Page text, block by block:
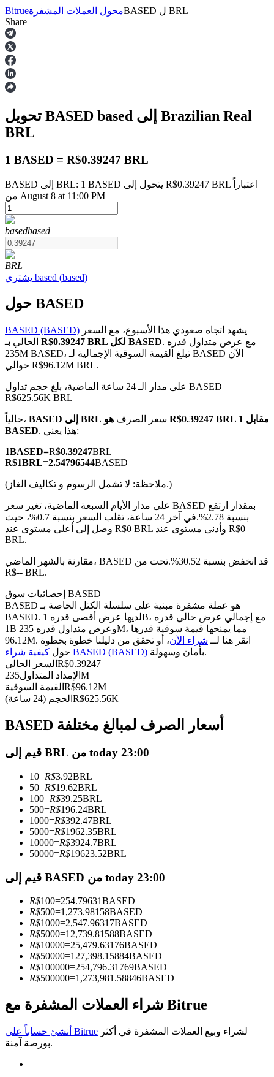
العقود الآجلة
العقود الآجلة USDT
العقود الآجلة لـ COIN-M
العقود الآجلة للعملات المشفرة
TradFi
مشتقات الأسهم والعملات الأجنبية والمعادن الثمينة والسلع
نسخ التداول
انضم إلى أفضل المتداولين
كن متداول نسخ
تحليل البيانات الضخمة بما في ذلك المعلومات التجارية، وما
Bitrueمحول العملات المشفرةBASED ل BRL
Share
تحويل BASED based
إلى Brazilian Real
BRL
1 BASED = R$0.39247 BRL
BASED إلى BRL: 1 BASED يتحول إلى R$0.39247 BRL اعتباراً
من August 8 at 11:00 PM
basedbased
BRL
يشتري based (based)
حول BASED
BASED (BASED)
الحالي
بـ R$0.39247 BRL لكل BASED. مع عرض متداول قدره
235M BASED، تبلغ القيمة السوقية الإجمالية لـ BASED الآن
حوالي R$96.12M BRL.
على مدار الـ 24 ساعة الماضية، بلغ حجم تداول BASED
R$625.56K BRL
حالياً، BASED إلى BRL سعر الصرف هو R$0.39247 BRL مقابل 1
BASED
. هذا يعني:
1BASED=R$0.39247BRL
R$1BRL=2.54796544BASED
(ملاحظة: لا تشمل الرسوم و تكاليف الغاز.)
على مدار الأيام السبعة الماضية، تغير سعر BASED بمقدار ارتفع
بنسبة 2.78%.
في آخر 24 ساعة، تقلب السعر بنسبة 0.7%، حيث
وصل إلى أعلى مستوى عند R$0 BRL وأدنى مستوى عند R$0
BRL.
مقارنة بالشهر الماضي، BASED قد انخفض بنسبة 30.52%.تحت من
R$-- BRL.
إحصائيات سوق BASED
BASED هو عملة مشفرة مبنية على سلسلة الكتل الخاصة بـ
BASED. لديها عرض أقصى قدره 1B، مع إجمالي عرض حالي قدره
1B وعرض متداول قدره 235M، مما يمنحها قيمة سوقية قدرها
96.12M. انقر هنا لــ شراء الآن، أو تحقق من دليلنا خطوة بخطوة
حول كيفية شراء BASED (BASED)
بأمان وسهولة.
السعر الحالي R$0.39247
الإمداد المتداول 235M
القيمة السوقية R$96.12M
الحجم (24 ساعة) R$625.56K
BASED أسعار الصرف لمبالغ مختلفة
قيم إلى BRL من today 23:00
10=R$3.92BRL
50=R$19.62BRL
100=R$39.25BRL
500=R$196.24BRL
1000=R$392.47BRL
5000=R$1962.35BRL
10000=R$3924.7BRL
50000=R$19623.52BRL
قيم إلى BASED من today 23:00
R$100=254.79631BASED
R$500=1,273.98158BASED
R$1000=2,547.96317BASED
R$5000=12,739.81588BASED
R$10000=25,479.63176BASED
R$50000=127,398.15884BASED
R$100000=254,796.31769BASED
R$500000=1,273,981.58846BASED
شراء العملات المشفرة مع Bitrue
أنشئ حساباً على Bitrue
بورصة آمنة.